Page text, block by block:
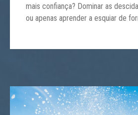
mais confiança? Dominar as
ou apenas aprender a esquiar de
oportunidade que a Snowlines
oferece. A análise do movimento